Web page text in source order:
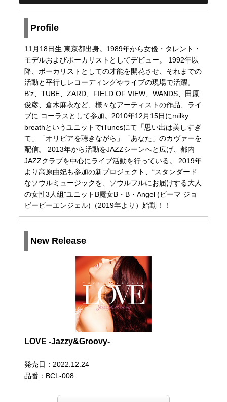
Profile
11月18日生 東京都出身。1989年から女優・タレント・
モデルおよびボーカリストとしてデビュー。 1992年以
降、ボーカリストとしての才能を開花させ、それまでの
活動と平行しレコーディングやライブの現場で活躍。
B’z、TUBE、ZARD、FIELD OF VIEW、WANDS、田原
俊彦、倉木麻衣など、様々なアーティストの作品、ライ
ブに コーラスとして参加。2010年12月15日にmilky
breathというユニットでiTunesにて「思い出は美しすぎ
て」「オリビアを聴きながら」「あなた」のカヴァーを
配信。 2013年から活動をJAZZシーンへと広げ、都内
JAZZクラブを中心にライブ活動を行っている。 2019年
より高原由妃も参加の新プロジェクト、“スタンダード
なソウルミュージックを、ソウルフルにお届けする大人
の女性3人組”ユニットB魔女B・B・Angel (ビーマ ジョ
ビービーエンジェル)（2019年より）始動！！
New Release
LOVE -Jazzy&Groovy-
発売日：2022.12.24
品番：BCL-008